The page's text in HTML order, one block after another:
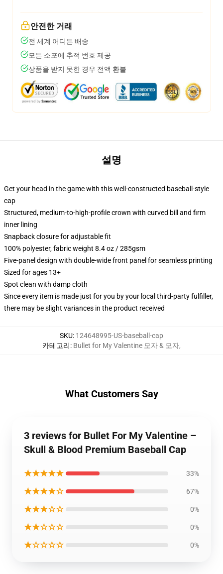
안전한 거래
전 세계 어디든 배송
모든 소포에 추적 번호 제공
상품을 받지 못한 경우 전액 환불
설명
Get your head in the game with this well-constructed baseball-style
cap
Structured, medium-to-high-profile crown with curved bill and firm
inner lining
Snapback closure for adjustable fit
100% polyester, fabric weight 8.4 oz / 285gsm
Five-panel design with double-wide front panel for seamless printing
Sized for ages 13+
Spot clean with damp cloth
Since every item is made just for you by your local third-party fulfiller,
there may be slight variances in the product received
SKU: 124648995-US-baseball-cap
카테고리: Bullet for My Valentine 모자 & 모자,
What Customers Say
3 reviews for Bullet For My Valentine –
Skull & Blood Premium Baseball Cap
★★★★★ 33%
★★★★☆ 67%
★★★☆☆ 0%
★★☆☆☆ 0%
★☆☆☆☆ 0%